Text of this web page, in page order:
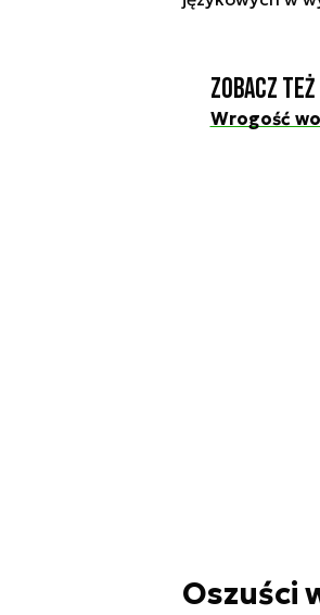
Zobacz też
Wrogość
Oszuści